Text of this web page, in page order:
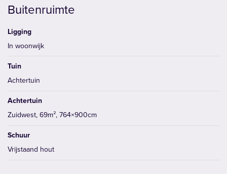
Buitenruimte
Ligging
In woonwijk
Tuin
Achtertuin
Achtertuin
Zuidwest, 69m², 764×900cm
Schuur
Vrijstaand hout